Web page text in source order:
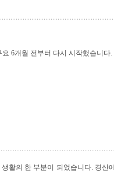
6개월 전부터 다시 시작했습니다.
활의 한 부분이 되었습니다. 경산에